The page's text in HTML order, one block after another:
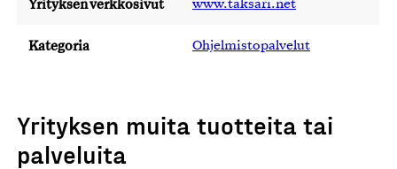
Yrityksen verkkosivut www.taksari.net
Kategoria Ohjelmistopalvelut
Yrityksen muita tuotteita tai
palveluita